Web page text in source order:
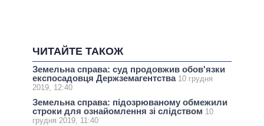
ЧИТАЙТЕ ТАКОЖ
Земельна справа: суд продовжив обов'язки
експосадовця Держземагентства 10 грудня
2019, 12:40
Земельна справа: підозрюваному обмежили
строки для ознайомлення зі слідством 10
грудня 2019, 11:40